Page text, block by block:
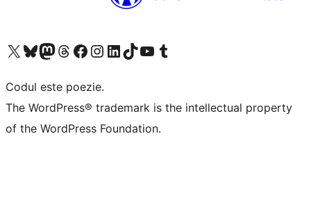
Mergi la contul nostru X (fost Twitter)
Vizitează contul nostru Bluesky
Vizitează contul nostru Mastodon
Vizitează contul nostru Threads
Vizitează pagina noastră Facebook
Vizitează-ne pe Instagram
Vizitează-ne pe LinkedIn
Vizitează contul nostru TikTok
Vizitează canalul nostru YouTube
Vizitează contul nostru Tumblr
Codul este poezie.
The WordPress® trademark is the intellectual property
of the WordPress Foundation.